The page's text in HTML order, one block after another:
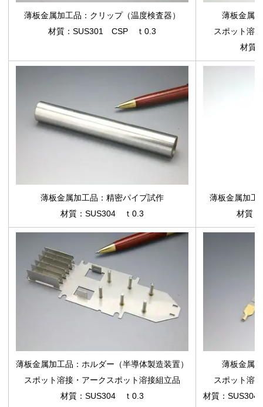
薄板金属加工品 ：クリップ（温度検査器）
材質：SUS301 CSP ｔ0.3
薄板金属
スポット溶
材質
薄板金属加工品 ：精密パイプ試作
材質：SUS304 ｔ0.3
薄板金属加工
材質
薄板金属加工品 ：ホルダー（半導体製造装置）
スポット溶接・アークスポット溶接組立品
材質：SUS304 ｔ0.3
薄板金属
スポット溶
材質：